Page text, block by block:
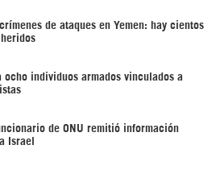
de ataques en Yemen: hay cientos
heridos
ocho individuos armados vinculados a
de ONU remitió información
Israel